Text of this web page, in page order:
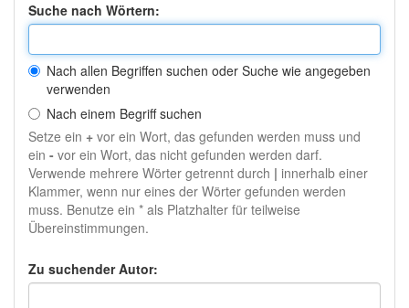
Suche nach Wörtern:
Nach allen Begriffen suchen oder Suche wie angegeben
verwenden
Nach einem Begriff suchen
Setze ein + vor ein Wort, das gefunden werden muss und
ein - vor ein Wort, das nicht gefunden werden darf.
Verwende mehrere Wörter getrennt durch | innerhalb einer
Klammer, wenn nur eines der Wörter gefunden werden
muss. Benutze ein * als Platzhalter für teilweise
Übereinstimmungen.
Zu suchender Autor: